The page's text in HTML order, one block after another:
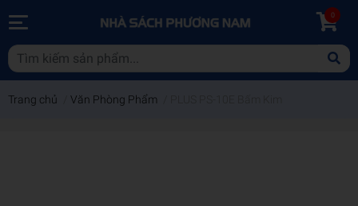
0
Trang chủ Văn Phòng Phẩm